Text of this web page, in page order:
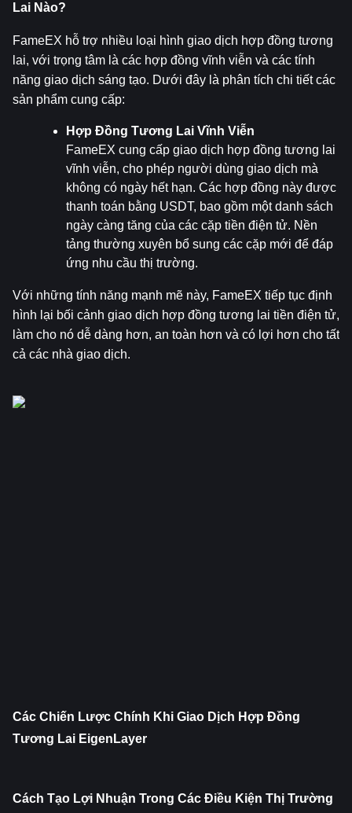
Lai Nào?
FameEX hỗ trợ nhiều loại hình giao dịch hợp đồng tương
lai, với trọng tâm là các hợp đồng vĩnh viễn và các tính
năng giao dịch sáng tạo. Dưới đây là phân tích chi tiết các
sản phẩm cung cấp:
Hợp Đồng Tương Lai Vĩnh Viễn
FameEX cung cấp giao dịch hợp đồng tương lai
vĩnh viễn, cho phép người dùng giao dịch mà
không có ngày hết hạn. Các hợp đồng này được
thanh toán bằng USDT, bao gồm một danh sách
ngày càng tăng của các cặp tiền điện tử. Nền
tảng thường xuyên bổ sung các cặp mới để đáp
ứng nhu cầu thị trường.
Với những tính năng mạnh mẽ này, FameEX tiếp tục định
hình lại bối cảnh giao dịch hợp đồng tương lai tiền điện tử,
làm cho nó dễ dàng hơn, an toàn hơn và có lợi hơn cho tất
cả các nhà giao dịch.
Các Chiến Lược Chính Khi Giao Dịch Hợp Đồng
Tương Lai EigenLayer
Cách Tạo Lợi Nhuận Trong Các Điều Kiện Thị Trường